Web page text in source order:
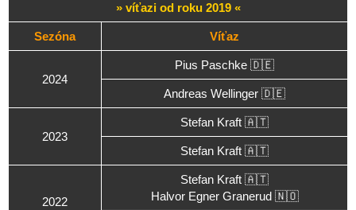
» víťazi od roku 2019 «
Sezóna Víťaz
2024
Pius Paschke 🇩🇪
Andreas Wellinger 🇩🇪
2023
Stefan Kraft 🇦🇹
Stefan Kraft 🇦🇹
2022
Stefan Kraft 🇦🇹
Halvor Egner Granerud 🇳🇴